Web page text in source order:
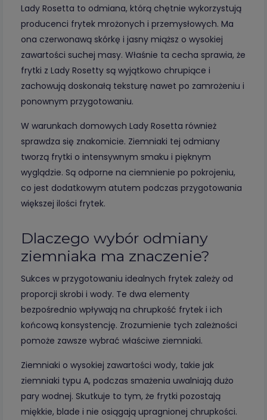
Lady Rosetta to odmiana, którą chętnie wykorzystują
producenci frytek mrożonych i przemysłowych. Ma
ona czerwonawą skórkę i jasny miąższ o wysokiej
zawartości suchej masy. Właśnie ta cecha sprawia, że
frytki z Lady Rosetty są wyjątkowo chrupiące i
zachowują doskonałą teksturę nawet po zamrożeniu i
ponownym przygotowaniu.
W warunkach domowych Lady Rosetta również
sprawdza się znakomicie. Ziemniaki tej odmiany
tworzą frytki o intensywnym smaku i pięknym
wyglądzie. Są odporne na ciemnienie po pokrojeniu,
co jest dodatkowym atutem podczas przygotowania
większej ilości frytek.
Dlaczego wybór odmiany
ziemniaka ma znaczenie?
Sukces w przygotowaniu idealnych frytek zależy od
proporcji skrobi i wody. Te dwa elementy
bezpośrednio wpływają na chrupkość frytek i ich
końcową konsystencję. Zrozumienie tych zależności
pomoże zawsze wybrać właściwe ziemniaki.
Ziemniaki o wysokiej zawartości wody, takie jak
ziemniaki typu A, podczas smażenia uwalniają dużo
pary wodnej. Skutkuje to tym, że frytki pozostają
miękkie, blade i nie osiągają upragnionej chrupkości.